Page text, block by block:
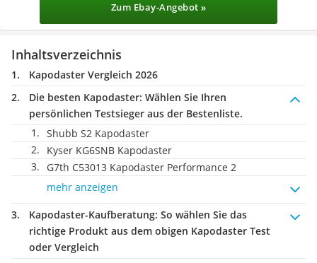
Zum Ebay-Angebot »
Inhaltsverzeichnis
Kapodaster Vergleich 2026
Die besten Kapodaster: Wählen Sie Ihren
persönlichen Testsieger aus der Bestenliste.
Shubb S2 Kapodaster
Kyser KG6SNB Kapodaster
G7th C53013 Kapodaster Performance 2
mehr anzeigen
Kapodaster-Kaufberatung: So wählen Sie das
richtige Produkt aus dem obigen Kapodaster Test
oder Vergleich